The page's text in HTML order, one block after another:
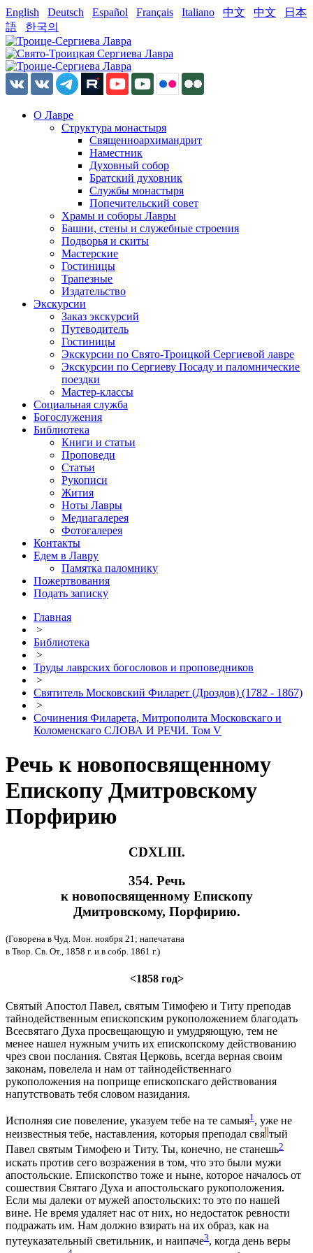
English Deutsch Español Français Italiano 中文 中文
日本
語
한국의
О Лавре
Структура монастыря
Священноархимандрит
Наместник
Духовный собор
Братский духовник
Службы монастыря
Попечительский совет
Храмы и соборы Лавры
Башни, стены и служебные строения
Подворья и скиты
Мастерские
Гостиницы
Трапезные
Издательство
Экскурсии
Заказ экскурсий
Путеводитель
Гостиницы
Экскурсии по Свято-Троицкой Сергиевой лавре
Экскурсии по Сергиеву Посаду и паломнические
поездки
Мастер-классы
Социальная служба
Богослужения
Библиотека
Книги и статьи
Проповеди
Статьи
Рукописи
Жития
Ноты Лавры
Медиагалерея
Фотогалерея
Контакты
Едем в Лавру
Памятка паломнику
Пожертвования
Подать записку
Главная
>
Библиотека
>
Труды лаврских богословов и проповедников
>
Святитель Московский Филарет (Дроздов) (1782 - 1867)
>
Сочинения Филарета, Митрополита Московскаго и
Коломенскаго СЛОВА И РЕЧИ. Том V
Речь к новопосвященному
Епископу Дмитровскому
Порфирию
CDXLIII.
354. Речь
к новопосвященному Епископу
Дмитровскому, Порфирию.
(Говорена в Чуд. Мон. ноября 21; напечатана
в Твор. Св. От., 1858 г. и в собр. 1861 г.)
<1858 год>
Святый Апостол Павел, святым Тимофею и Титу преподав
тайнодейственным епископским рукоположением благодать
Всесвятаго Духа просвещающую и умудряющую, тем не
менее нашел нужным учить их епископскому действованию
чрез свои послания. Святая Церковь, всегда верная своим
законам, повелела и нам от тайнодейственнаго
рукоположения на поприще епископскаго действования
напутствовать тебя словом назидания.
Исполняя сие повеление, указуем тебе на те самыя1 , уже не
неизвестныя тебе, наставления, которыя преподал свя тый
Павел святым Тимофею и Титу. Ты, конечно, не станешь2
искать против сего возражения в том, что это были мужи
апостольские. Епископство тоже и ныне, которое началось от
сошествия Святаго Духа и апостольскаго рукоположения.
Если мы далеки от мужей апостольских: то это по нашей
вине. Не время удаляет нас от них, но недостаток ревности
подражать им. Нам должно взирать на их образ, как на
путеуказательный светильник, и наипаче3, когда день веры